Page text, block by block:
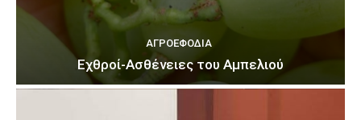
ΑΓΡΟΕΦΌΔΙΑ
Εχθροί-Ασθένειες του Αμπελιού